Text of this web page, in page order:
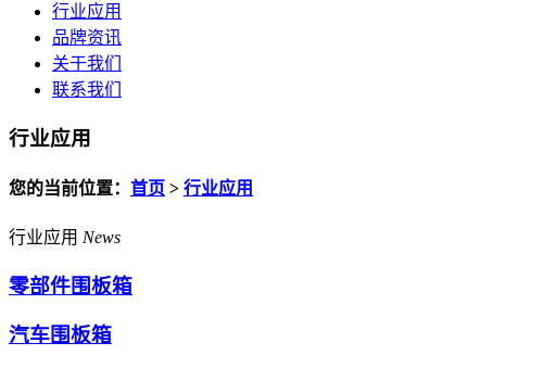
行业应用
品牌资讯
关于我们
联系我们
行业应用
您的当前位置： 首页 > 行业应用
行业应用 News
零部件围板箱
汽车围板箱